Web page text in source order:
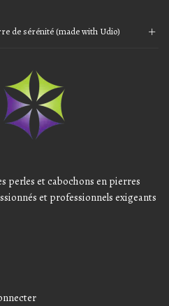
de sérénité (made with Udio)
perles et cabochons en pierres
et professionnels exigeants